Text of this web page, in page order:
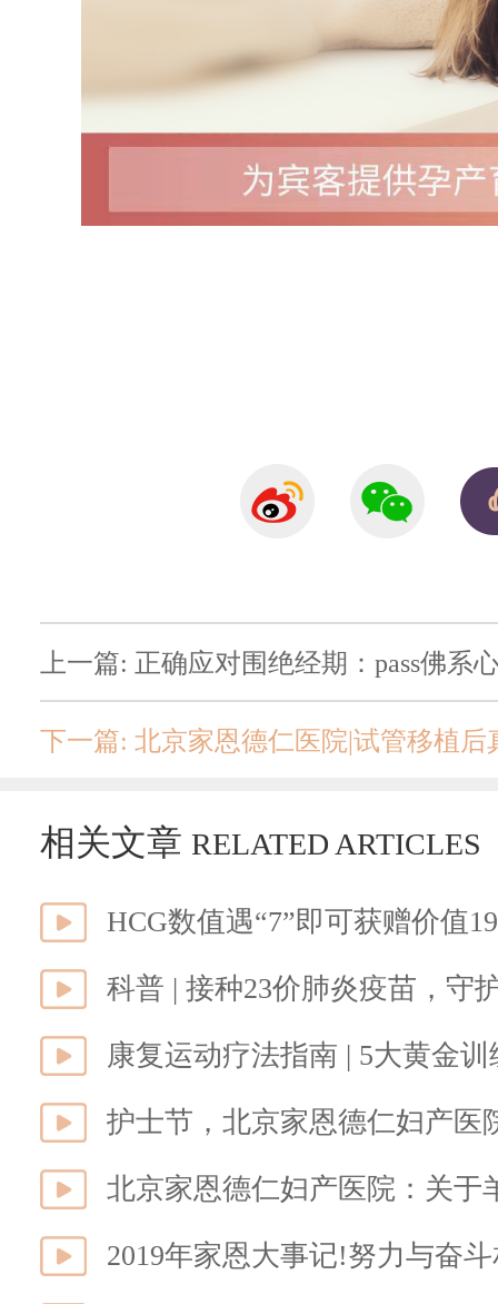
上一篇: 正确应对围绝经期：pass佛系
下一篇: 北京家恩德仁医院|试管移植后
相关文章 RELATED ARTICLES
HCG数值遇“7”即可获赠价值
科普 | 接种23价肺炎疫苗，守
康复运动疗法指南 | 5大黄金
护士节，北京家恩德仁妇产医
北京家恩德仁妇产医院：关于
2019年家恩大事记!努力与奋